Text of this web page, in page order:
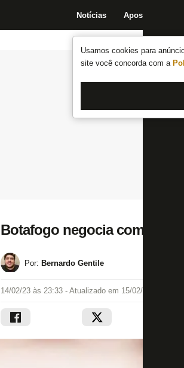
Usamos cookies para
site você concorda com a
Notícias Apostas
Botafogo negocia com Di
Por: Bernardo Gentile
14/02/23 às 23:33 - Atualizado em 15/02/23 às 01:40